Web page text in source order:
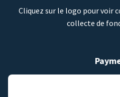
Cliquez sur le logo pour voir
collecte de